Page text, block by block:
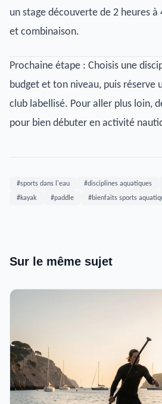
un stage découverte de 2 heures
et combinaison.
Prochaine étape : Choisis une
budget et ton niveau, puis réserve
club labellisé. Pour aller plus loin,
pour bien débuter en activité
#sports dans l'eau #disciplines aquatiques
#kayak
#paddle #bienfaits sports
Sur le même sujet